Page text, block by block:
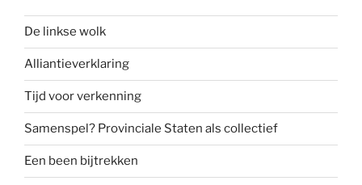
De linkse wolk
Alliantieverklaring
Tijd voor verkenning
Samenspel? Provinciale Staten als collectief
Een been bijtrekken